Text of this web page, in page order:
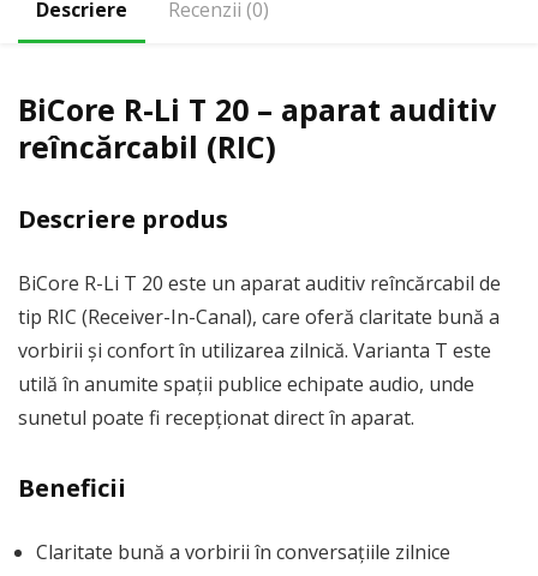
Descriere Recenzii (0)
BiCore R-Li T 20 – aparat auditiv
reîncărcabil (RIC)
Descriere produs
BiCore R-Li T 20 este un aparat auditiv reîncărcabil de
tip RIC (Receiver-In-Canal), care oferă claritate bună a
vorbirii și confort în utilizarea zilnică. Varianta T este
utilă în anumite spații publice echipate audio, unde
sunetul poate fi recepționat direct în aparat.
Beneficii
Claritate bună a vorbirii în conversațiile zilnice